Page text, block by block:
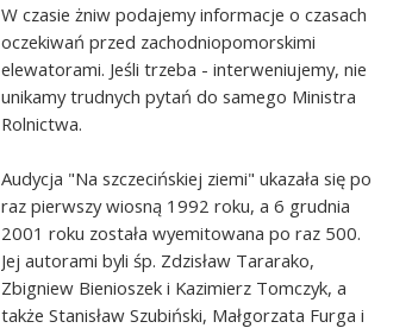
W czasie żniw podajemy informacje o czasach
oczekiwań przed zachodniopomorskimi
elewatorami. Jeśli trzeba - interweniujemy, nie
unikamy trudnych pytań do samego Ministra
Rolnictwa.
Audycja "Na szczecińskiej ziemi" ukazała się po
raz pierwszy wiosną 1992 roku, a 6 grudnia
2001 roku została wyemitowana po raz 500.
Jej autorami byli śp. Zdzisław Tararako,
Zbigniew Bienioszek i Kazimierz Tomczyk, a
także Stanisław Szubiński, Małgorzata Furga i